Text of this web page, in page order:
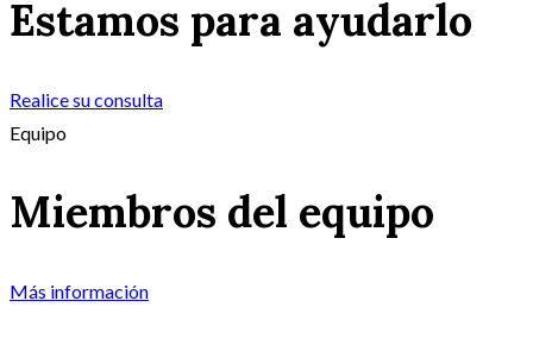
Estamos para ayudarlo
Realice su consulta
Equipo
Miembros del equipo
Más información